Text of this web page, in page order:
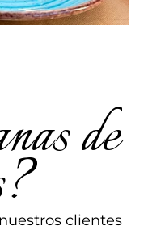
de
clientes